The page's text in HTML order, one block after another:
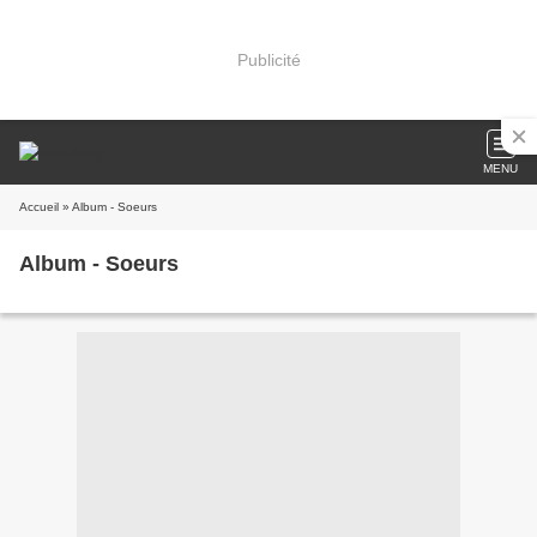
Publicité
MENU
Accueil » Album - Soeurs
Album - Soeurs